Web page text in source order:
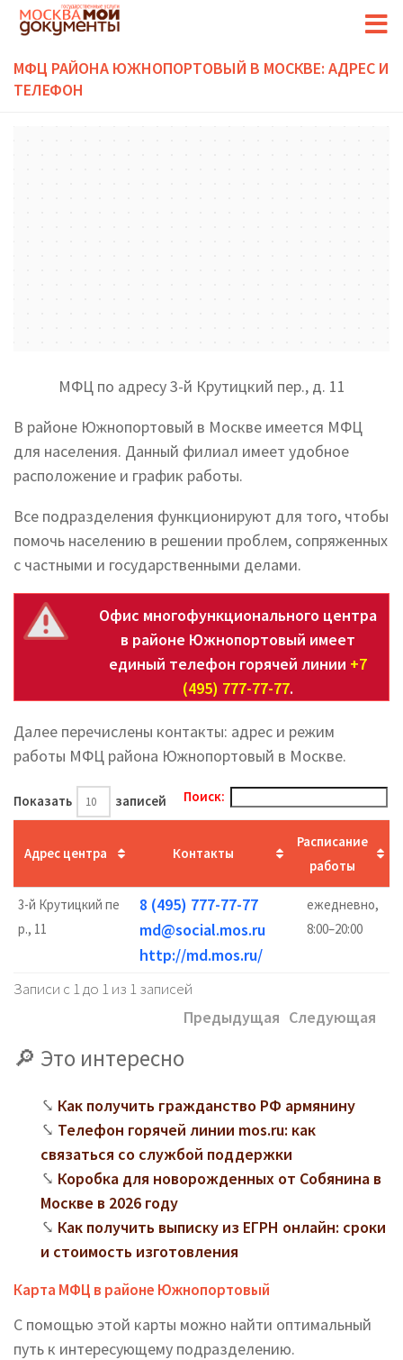
МФЦ РАЙОНА ЮЖНОПОРТОВЫЙ В МОСКВЕ: АДРЕС И
ТЕЛЕФОН
МФЦ по адресу 3-й Крутицкий пер., д. 11
В районе Южнопортовый в Москве имеется МФЦ
для населения. Данный филиал имеет удобное
расположение и график работы.
Все подразделения функционируют для того, чтобы
помочь населению в решении проблем, сопряженных
с частными и государственными делами.
Офис многофункционального центра
в районе Южнопортовый имеет
единый телефон горячей линии +7
(495) 777-77-77.
Далее перечислены контакты: адрес и режим
работы МФЦ района Южнопортовый в Москве.
Показать записей Поиск:
Адрес центра Контакты
Расписание
работы
3-й Крутицкий пе
р., 11
8 (495) 777-77-77
md@social.mos.ru
http://md.mos.ru/
ежедневно,
8:00–20:00
Записи с 1 до 1 из 1 записей
Предыдущая Следующая
Это интересно
Как получить гражданство РФ армянину
Телефон горячей линии mos.ru: как
связаться со службой поддержки
Коробка для новорожденных от Собянина в
Москве в 2026 году
Как получить выписку из ЕГРН онлайн: сроки
и стоимость изготовления
Карта МФЦ в районе Южнопортовый
С помощью этой карты можно найти оптимальный
путь к интересующему подразделению.